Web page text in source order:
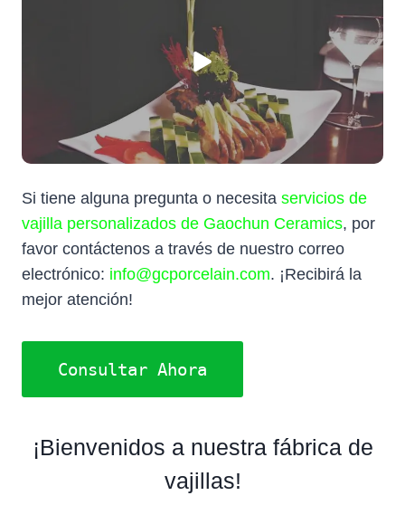
Si tiene alguna pregunta o necesita servicios de
vajilla personalizados de Gaochun Ceramics, por
favor contáctenos a través de nuestro correo
electrónico: info@gcporcelain.com. ¡Recibirá la
mejor atención!
Consultar Ahora
¡Bienvenidos a nuestra fábrica de
vajillas!